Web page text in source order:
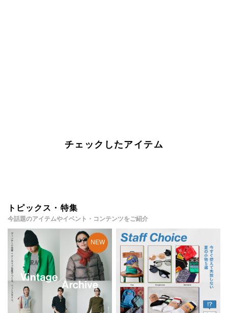
チェックしたアイテム
トピックス・特集
今話題のアイテムやイベント・コンテンツをご紹介